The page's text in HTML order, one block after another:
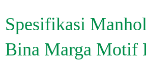
Spesifikasi
Bina Marga Motif